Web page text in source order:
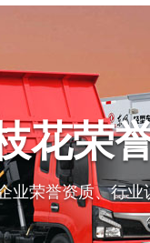
花荣
业荣誉资质、行